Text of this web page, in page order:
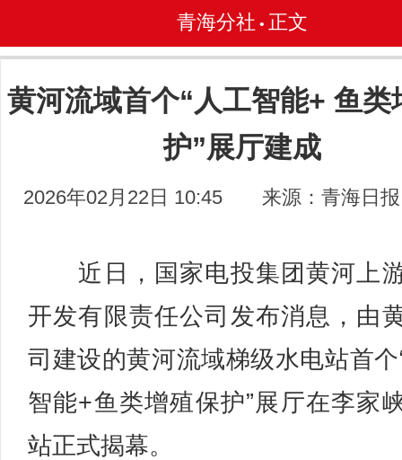
青海分社 • 正文
黄河流域首个“人工智能+ 鱼类
护”展厅建成
2026年02月22日 10:45 来源：青海日报
近日，国家电投集团黄河上
开发有限责任公司发布消息，由
司建设的黄河流域梯级水电站首个
智能+鱼类增殖保护”展厅在李家
站正式揭幕。